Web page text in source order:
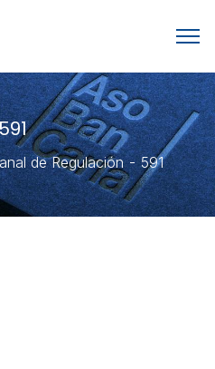
591
de Regulación 591